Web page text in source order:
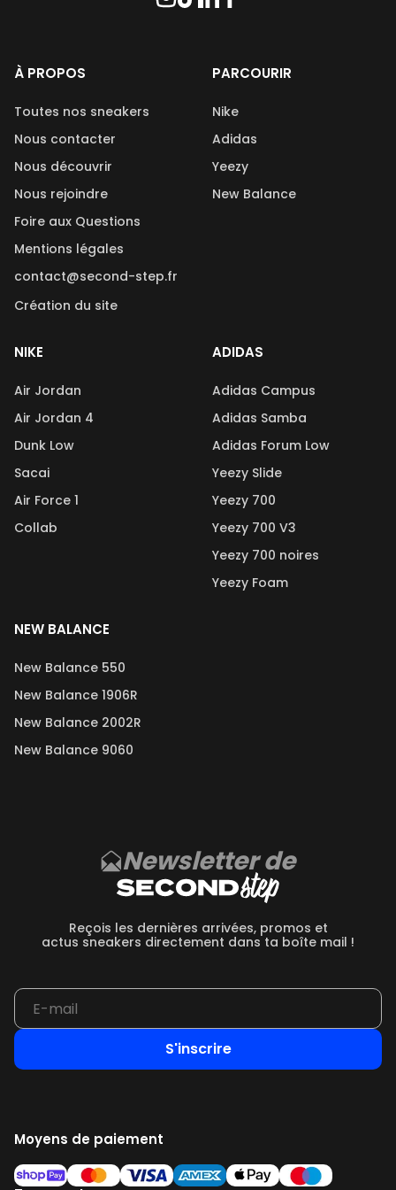
À PROPOS
Toutes nos sneakers
Nous contacter
Nous découvrir
Nous rejoindre
Foire aux Questions
Mentions légales
contact@second-step.fr
Création du site
PARCOURIR
Nike
Adidas
Yeezy
New Balance
NIKE
Air Jordan
Air Jordan 4
Dunk Low
Sacai
Air Force 1
Collab
ADIDAS
Adidas Campus
Adidas Samba
Adidas Forum Low
Yeezy Slide
Yeezy 700
Yeezy 700 V3
Yeezy 700 noires
Yeezy Foam
NEW BALANCE
New Balance 550
New Balance 1906R
New Balance 2002R
New Balance 9060
Newsletter de
Reçois les dernières arrivées, promos et
actus sneakers directement dans ta boîte mail !
S'inscrire
Moyens de paiement